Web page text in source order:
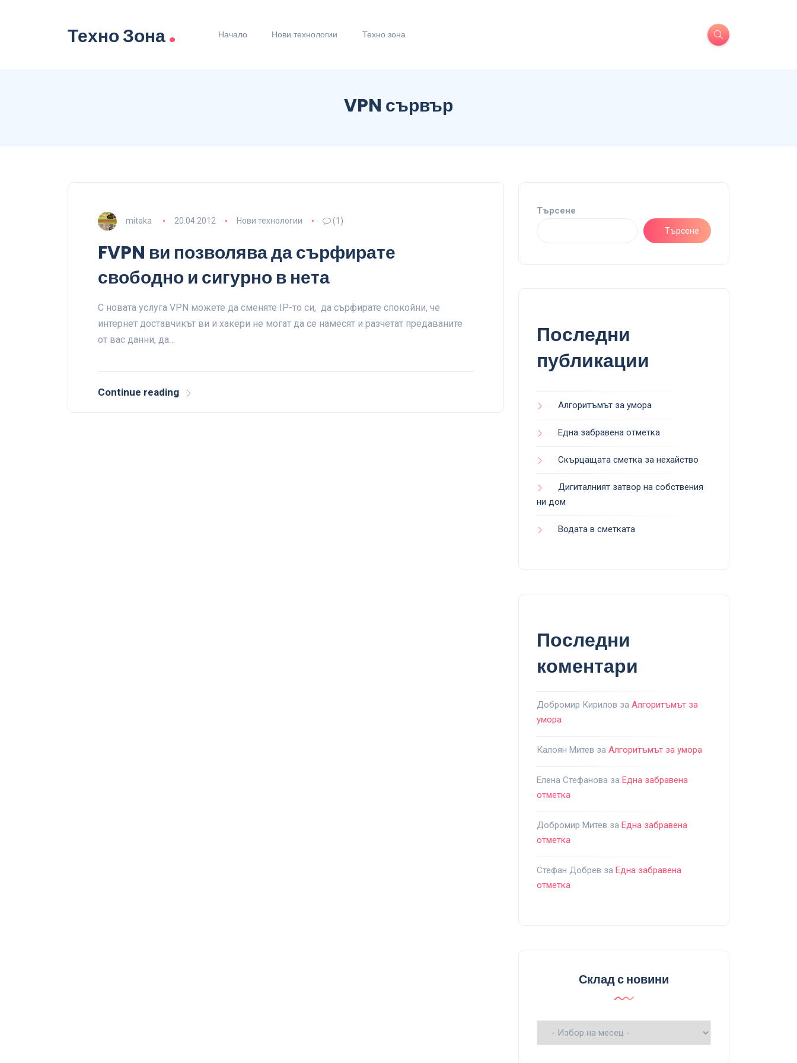
Техно Зона. Начало Нови технологии Техно зона
VPN сървър
mitaka 20.04.2012 Нови технологии (1)
FVPN ви позволява да сърфирате
свободно и сигурно в нета
С новата услуга VPN можете да сменяте IP-то си, да сърфирате спокойни, че
интернет доставчикът ви и хакери не могат да се намесят и разчетат предаваните
от вас данни, да…
Continue reading
Търсене
Търсене
Последни
публикации
Алгоритъмът за умора
Една забравена отметка
Скърцащата сметка за нехайство
Дигиталният затвор на собствения
ни дом
Водата в сметката
Последни
коментари
Добромир Кирилов за Алгоритъмът за
умора
Калоян Митев за Алгоритъмът за умора
Елена Стефанова за Една забравена
отметка
Добромир Митев за Една забравена
отметка
Стефан Добрев за Една забравена
отметка
Склад с новини
Склад